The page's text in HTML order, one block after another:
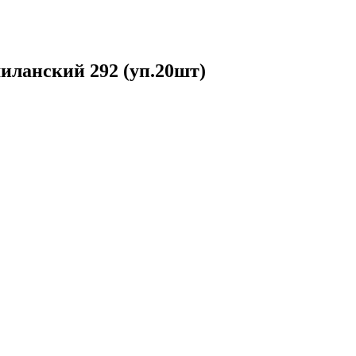
292 (уп.20шт)